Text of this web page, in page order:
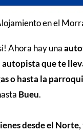
en el
Ahora hay una
autopista que te
o hasta la
Bueu.
desde el